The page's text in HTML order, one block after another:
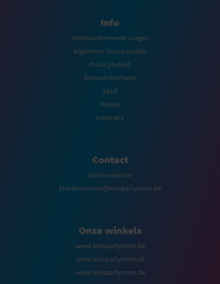
Info
Veelvoorkomende vragen
Algemene Voorwaarden
Privacybeleid
Retourinformatie
SALE
Nieuw
Inspiratie
Contact
Klantenservice
klantenservice@kidspartystore.be
Onze winkels
www.kidspartystore.be
www.kidspartystore.nl
www.kidspartystore.de